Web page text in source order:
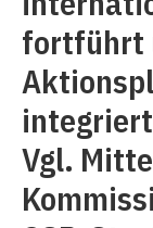
fortführt
Vgl.